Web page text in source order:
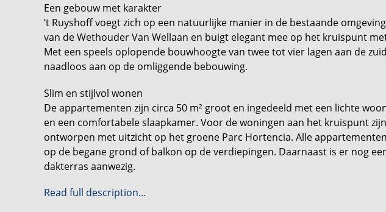
Een gebouw met karakter
’t Ruyshoff voegt zich op een natuurlijke manier in de bestaande
van de Wethouder Van Wellaan en buigt elegant mee op het kruispunt
Met een speels oplopende bouwhoogte van twee tot vier lagen aan de
naadloos aan op de omliggende bebouwing.
Slim en stijlvol wonen
De appartementen zijn circa 50 m² groot en ingedeeld met een lichte
en een comfortabele slaapkamer. Voor de woningen aan het kruispunt
ontworpen met uitzicht op het groene Parc Hortencia. Alle
op de begane grond of balkon op de verdiepingen. Daarnaast is er nog
dakterras aanwezig.
Praktisch en duurzaam
Read full description...